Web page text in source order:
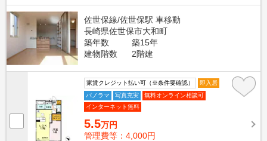
佐世保線/佐世保駅 車移動
長崎県佐世保市大和町
築年数
築15年
建物階数
2階建
家賃クレジット払い可（※条件要確認）
即入居
パノラマ
写真充実
無料オンライン相談可
インターネット無料
5.5万円
管理費等：4,000円